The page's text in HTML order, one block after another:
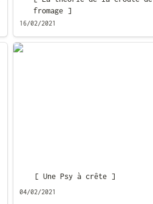
fromage ]
16/02/2021
[ Une Psy à crête ]
[ Une Psy à crête ]
04/02/2021